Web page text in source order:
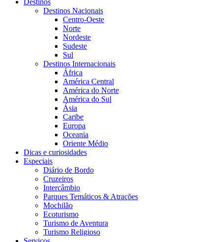
Destinos
Destinos Nacionais
Centro-Oeste
Norte
Nordeste
Sudeste
Sul
Destinos Internacionais
África
América Central
América do Norte
América do Sul
Ásia
Caribe
Europa
Oceania
Oriente Médio
Dicas e curiosidades
Especiais
Diário de Bordo
Cruzeiros
Intercâmbio
Parques Temáticos & Atrações
Mochilão
Ecoturismo
Turismo de Aventura
Turismo Religioso